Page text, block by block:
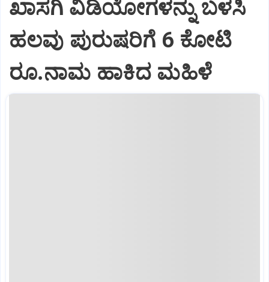
ಖಾಸಗಿ ವಿಡಿಯೋಗಳನ್ನು ಬಳಸಿ
ಹಲವು ಪುರುಷರಿಗೆ 6 ಕೋಟಿ
ರೂ.ನಾಮ ಹಾಕಿದ ಮಹಿಳೆ